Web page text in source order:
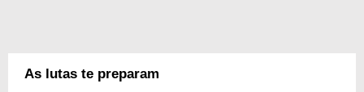
As lutas te preparam